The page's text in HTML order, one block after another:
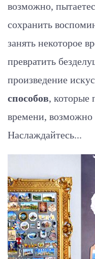
возможно,
сохранить
занять некоторое
превратить
произведение
способов, которые
времени, возможно
Наслаждайтесь...